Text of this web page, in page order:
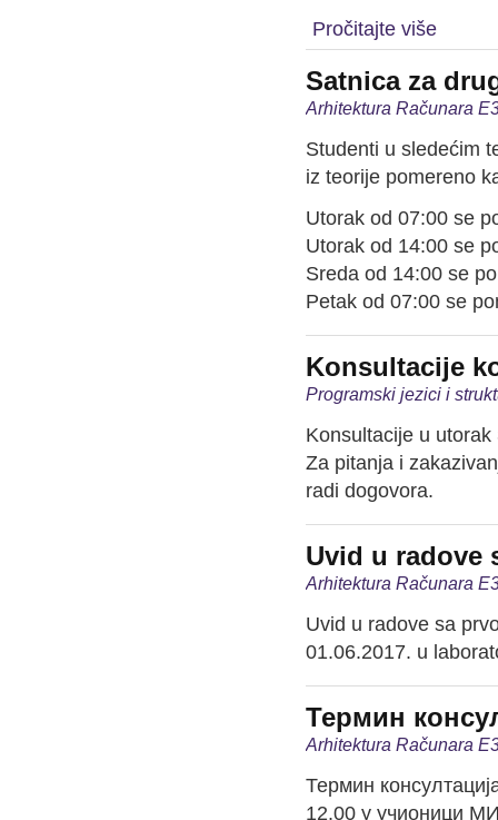
Pročitajte više
Satnica za
Arhitektura Računara
Studenti u sledećim
iz teorije pomereno
Utorak od 07:00 se
Utorak od 14:00 se
Sreda od 14:00 se
Petak od 07:00 se
Konsultacije
Programski jezici i
Konsultacije u
Za pitanja i
radi dogovora.
Uvid u radove
Arhitektura Računara
Uvid u radove sa
01.06.2017. u
Термин
Arhitektura Računara
Термин
12.00 у учионици